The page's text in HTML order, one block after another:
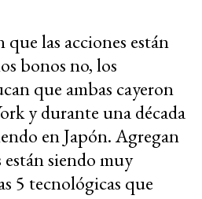
las acciones están
bonos no, los
que ambas cayeron
y durante una década
en Japón. Agregan
están siendo muy
5 tecnológicas que